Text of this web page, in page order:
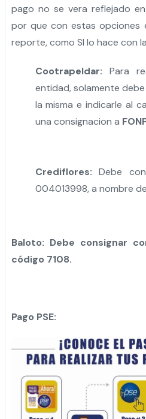
pago no se vera reflejado
por que con estas opciones
reporte, como SI lo hace con
Cootrapeldar: Para
entidad, solamente
la misma e indicarle al
una consignacion a
Crediflores: Debe
004013998, a nombre de
Baloto: Debe consignar
código 7108.
Pago PSE: